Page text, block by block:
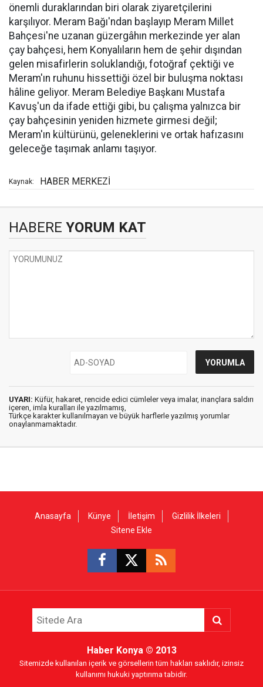
önemli duraklarından biri olarak ziyaretçilerini
karşılıyor. Meram Bağı'ndan başlayıp Meram Millet
Bahçesi'ne uzanan güzergâhın merkezinde yer alan
çay bahçesi, hem Konyalıların hem de şehir dışından
gelen misafirlerin soluklandığı, fotoğraf çektiği ve
Meram'ın ruhunu hissettiği özel bir buluşma noktası
hâline geliyor. Meram Belediye Başkanı Mustafa
Kavuş'un da ifade ettiği gibi, bu çalışma yalnızca bir
çay bahçesinin yeniden hizmete girmesi değil;
Meram'ın kültürünü, geleneklerini ve ortak hafızasını
geleceğe taşımak anlamı taşıyor.
Kaynak: HABER MERKEZİ
HABERE YORUM KAT
UYARI: Küfür, hakaret, rencide edici cümleler veya imalar, inançlara saldırı
içeren, imla kuralları ile yazılmamış,
Türkçe karakter kullanılmayan ve büyük harflerle yazılmış yorumlar
onaylanmamaktadır.
Anasayfa Künye İletişim
Gizlilik İlkeleri
Sitene Ekle
Haber Konya© 2013
Sitemizde kullanılan içerik ve görsellerin tüm hakları saklıdır, izinsiz
kullanımı hukuki yaptırıma tabidir.